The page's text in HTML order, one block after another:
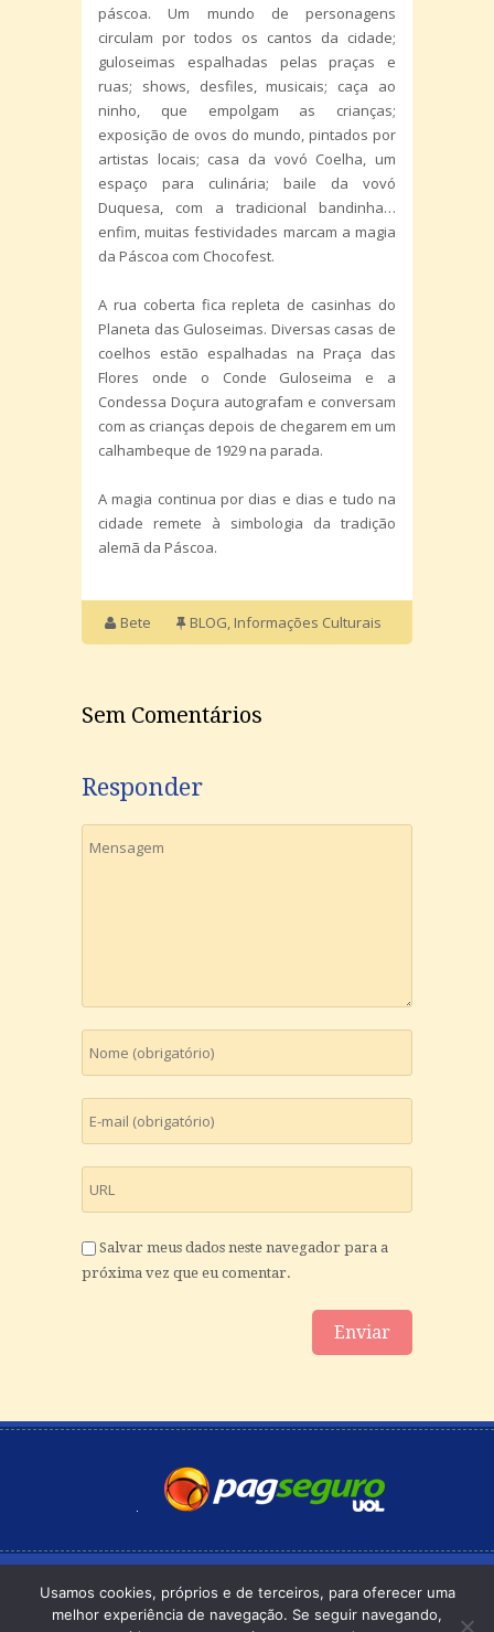
páscoa. Um mundo de personagens
circulam por todos os cantos da cidade;
guloseimas espalhadas pelas praças e
ruas; shows, desfiles, musicais; caça ao
ninho, que empolgam as crianças;
exposição de ovos do mundo, pintados por
artistas locais; casa da vovó Coelha, um
espaço para culinária; baile da vovó
Duquesa, com a tradicional bandinha…
enfim, muitas festividades marcam a magia
da Páscoa com Chocofest.
A rua coberta fica repleta de casinhas do
Planeta das Guloseimas. Diversas casas de
coelhos estão espalhadas na Praça das
Flores onde o Conde Guloseima e a
Condessa Doçura autografam e conversam
com as crianças depois de chegarem em um
calhambeque de 1929 na parada.
A magia continua por dias e dias e tudo na
cidade remete à simbologia da tradição
alemã da Páscoa.
Bete BLOG, Informações Culturais
Sem Comentários
Responder
Salvar meus dados neste navegador para a
próxima vez que eu comentar.
Home Quem Somos
Comprar Livros
Usamos cookies, próprios e de terceiros, para oferecer uma
melhor experiência de navegação. Se seguir navegando,